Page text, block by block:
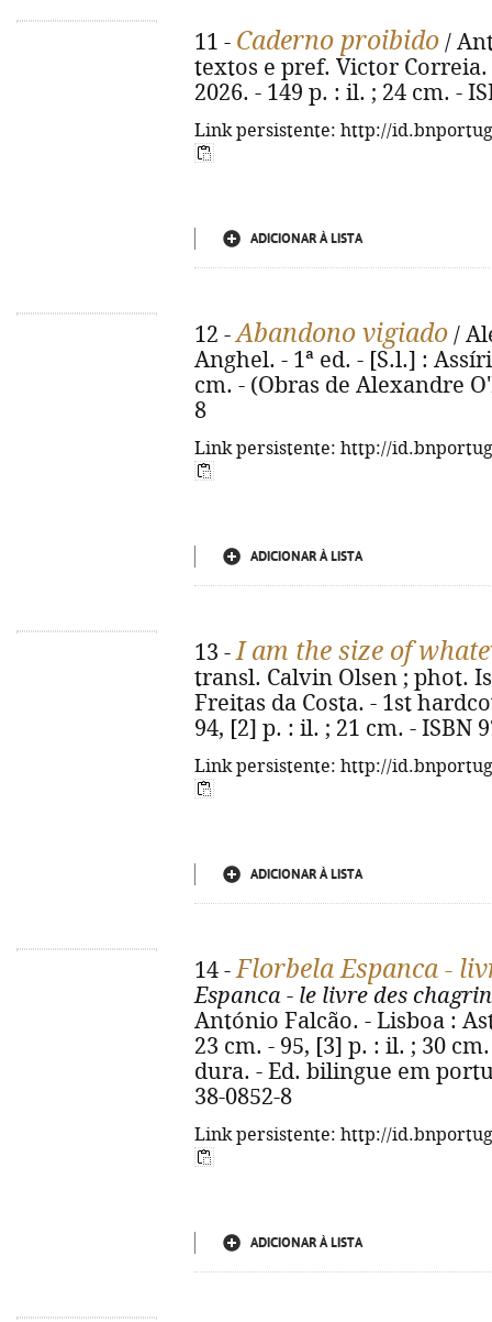
11 - Caderno proibido /
textos e pref. Victor Correia.
2026. - 149 p. : il. ; 24 cm. -
Link persistente: http://
ADICIONAR À LISTA
12 -Abandono vigiado /
Anghel. - 1ª ed. - [S.l.] :
cm. - (Obras de Alexandre
8
Link persistente: http://
ADICIONAR À LISTA
13 -I am the size of
transl. Calvin Olsen ; phot.
Freitas da Costa. - 1st
94, [2] p. : il. ; 21 cm. - ISBN
Link persistente: http://
ADICIONAR À LISTA
14 -Florbela Espanca -
Espanca - le livre des
António Falcão. - Lisboa :
23 cm. - 95, [3] p. : il. ; 30
dura. - Ed. bilingue em
38-0852-8
Link persistente: http://
ADICIONAR À LISTA